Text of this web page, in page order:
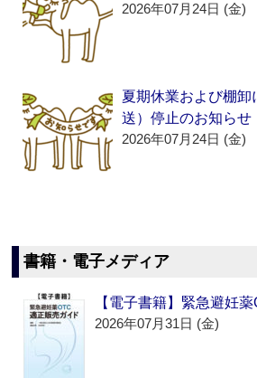
2026年07月24日 (金)
夏期休業および棚卸
送）停止のお知らせ
2026年07月24日 (金)
書籍・電子メディア
【電子書籍】緊急避妊
2026年07月31日 (金)